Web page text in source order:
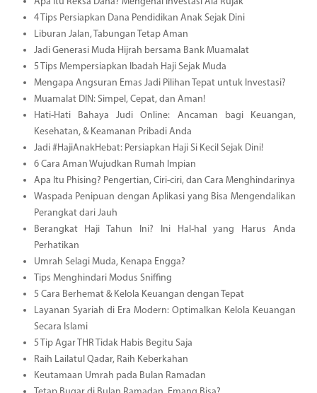
4 Tips Persiapkan Dana Pendidikan Anak Sejak Dini
Liburan Jalan, Tabungan Tetap Aman
Jadi Generasi Muda Hijrah bersama Bank Muamalat
5 Tips Mempersiapkan Ibadah Haji Sejak Muda
Mengapa Angsuran Emas Jadi Pilihan Tepat untuk Investasi?
Muamalat DIN: Simpel, Cepat, dan Aman!
Hati-Hati Bahaya Judi Online: Ancaman bagi Keuangan,
Kesehatan, & Keamanan Pribadi Anda
Jadi #HajiAnakHebat: Persiapkan Haji Si Kecil Sejak Dini!
6 Cara Aman Wujudkan Rumah Impian
Apa Itu Phising? Pengertian, Ciri-ciri, dan Cara Menghindarinya
Waspada Penipuan dengan Aplikasi yang Bisa Mengendalikan
Perangkat dari Jauh
Berangkat Haji Tahun Ini? Ini Hal-hal yang Harus Anda
Perhatikan
Umrah Selagi Muda, Kenapa Engga?
Tips Menghindari Modus Sniffing
5 Cara Berhemat & Kelola Keuangan dengan Tepat
Layanan Syariah di Era Modern: Optimalkan Kelola Keuangan
Secara Islami
5 Tip Agar THR Tidak Habis Begitu Saja
Raih Lailatul Qadar, Raih Keberkahan
Keutamaan Umrah pada Bulan Ramadan